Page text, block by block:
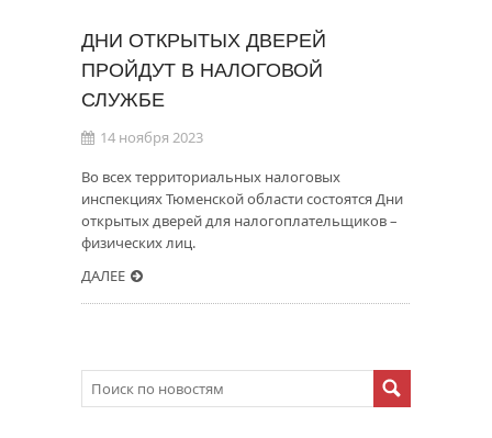
ДНИ ОТКРЫТЫХ ДВЕРЕЙ
ПРОЙДУТ В НАЛОГОВОЙ
СЛУЖБЕ
14 ноября 2023
Во всех территориальных налоговых
инспекциях Тюменской области состоятся Дни
открытых дверей для налогоплательщиков –
физических лиц.
ДАЛЕЕ